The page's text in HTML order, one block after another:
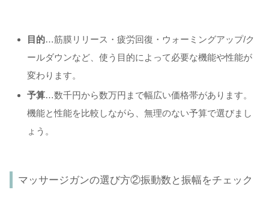
目的…筋膜リリース・疲労回復・ウォーミングアップ/ク
ールダウンなど、使う目的によって必要な機能や性能が
変わります。
予算…数千円から数万円まで幅広い価格帯があります。
機能と性能を比較しながら、無理のない予算で選びまし
ょう。
マッサージガンの選び方②振動数と振幅をチェック